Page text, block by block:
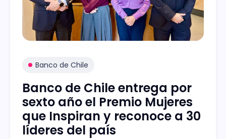
Banco de Chile
Banco de Chile entrega por
sexto año el Premio Mujeres
que Inspiran y reconoce a 30
líderes del país